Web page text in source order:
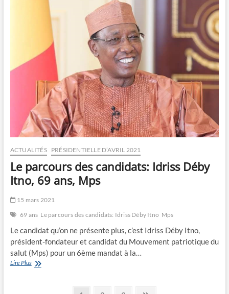
ACTUALITÉS PRÉSIDENTIELLE D’AVRIL 2021
Le parcours des candidats: Idriss Déby
Itno, 69 ans, Mps
15 mars 2021
69 ans Le parcours des candidats: Idriss Déby Itno Mps
Le candidat qu’on ne présente plus, c’est Idriss Déby Itno,
président-fondateur et candidat du Mouvement patriotique du
salut (Mps) pour un 6ème mandat à la…
Lire PlusLe